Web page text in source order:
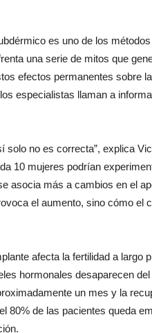
es uno de los
una serie de mitos que
efectos permanentes sobre
especialistas llaman a
solo no es correcta”, explica
10 mujeres podrían
asocia más a cambios en el
el aumento, sino cómo el
afecta la fertilidad a largo
hormonales desaparecen
un mes y la
80% de las pacientes queda